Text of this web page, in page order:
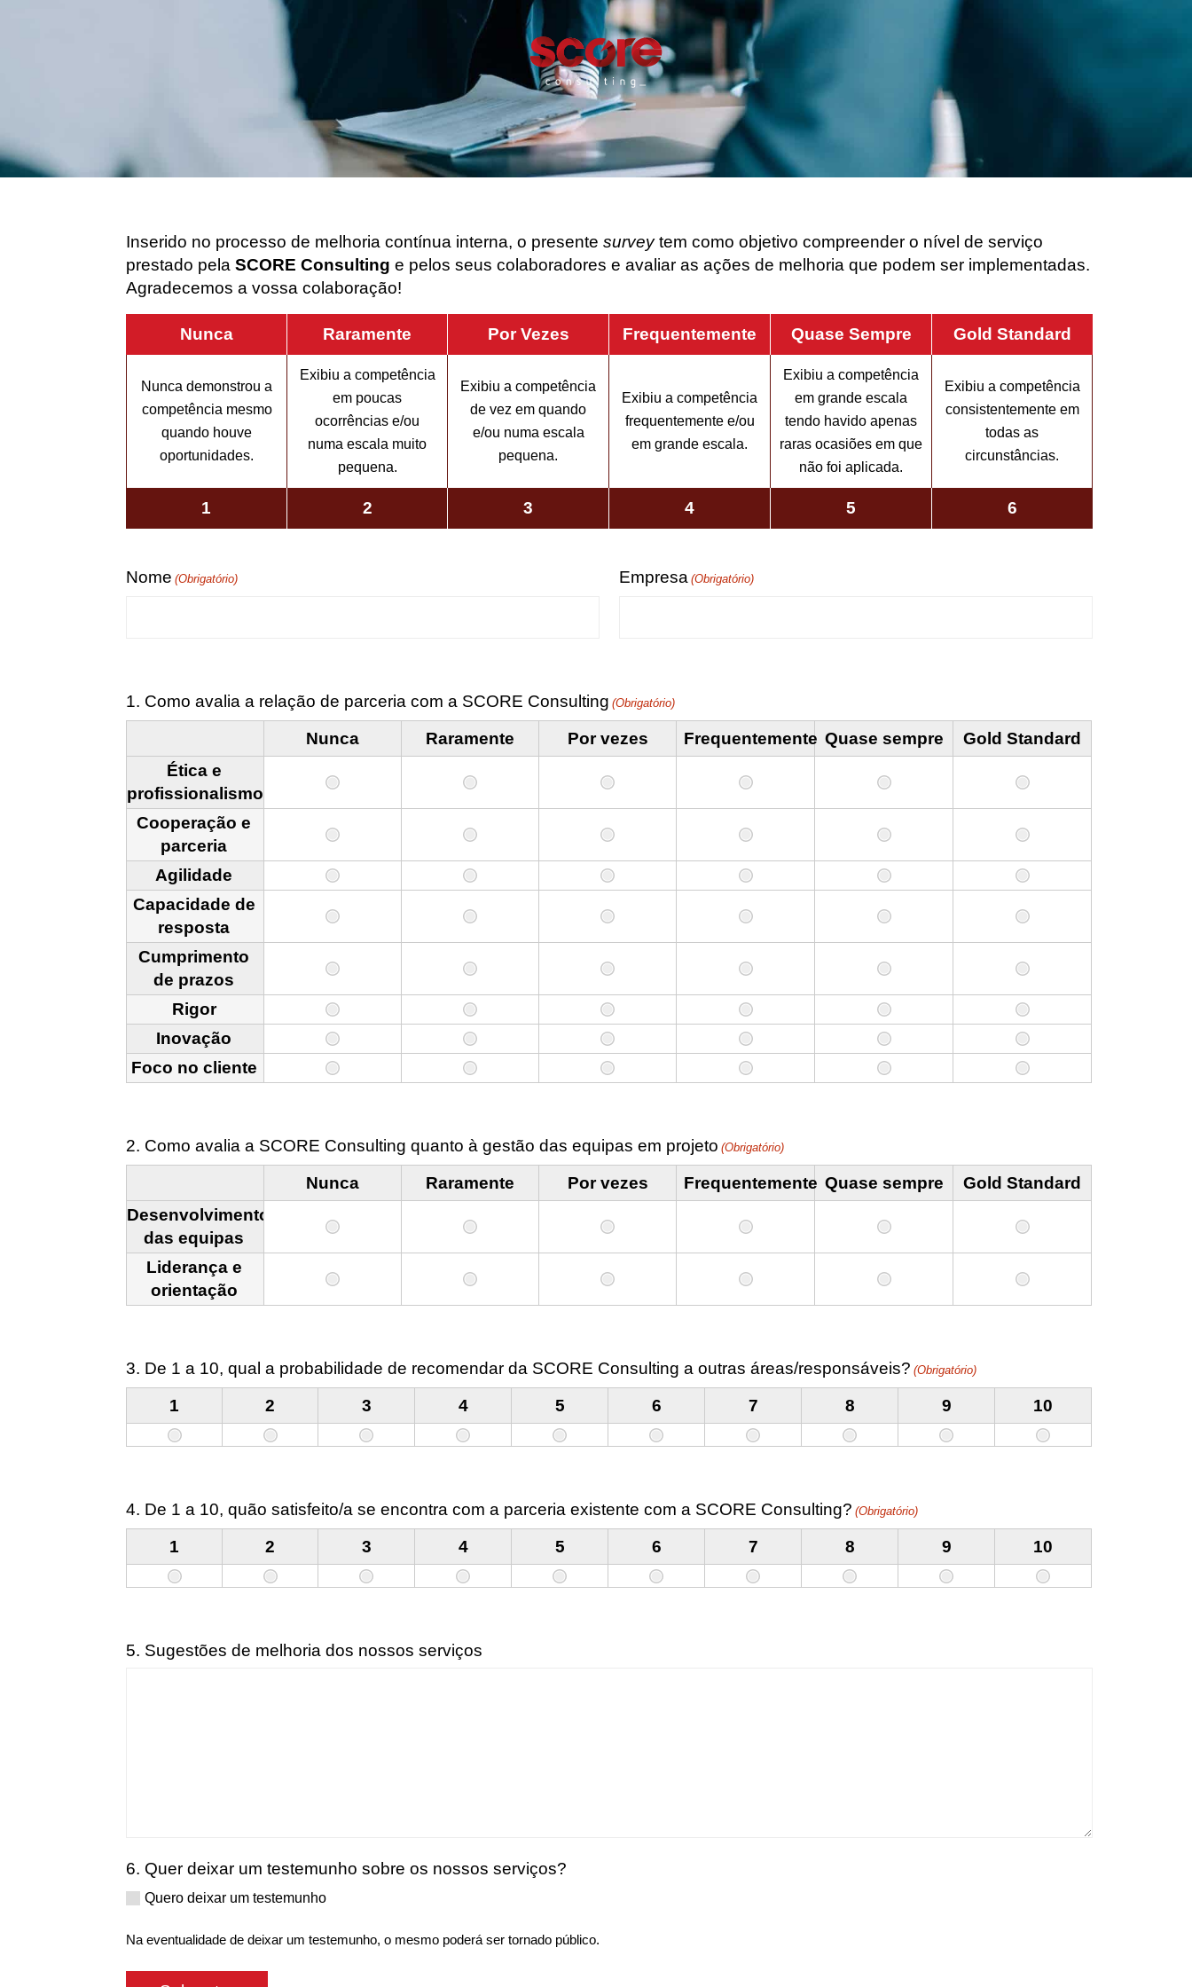
Inserido no processo de melhoria contínua interna, o presente surveytem como objetivo compreender o nível de serviço
prestado pela SCORE Consulting e pelos seus colaboradores e avaliar as ações de melhoria que podem ser implementadas.
Agradecemos a vossa colaboração!
Nunca Raramente Por Vezes Frequentemente Quase Sempre Gold Standard
1 2 3 4 5 6
Nunca demonstrou a
competência mesmo
quando houve
oportunidades.
Exibiu a competência
em poucas
ocorrências e/ou
numa escala muito
pequena.
Exibiu a competência
de vez em quando
e/ou numa escala
pequena.
Exibiu a competência
frequentemente e/ou
em grande escala.
Exibiu a competência
em grande escala
tendo havido apenas
raras ocasiões em que
não foi aplicada.
Exibiu a competência
consistentemente em
todas as
circunstâncias.
Nome (Obrigatório) Empresa (Obrigatório)
1. Como avalia a relação de parceria com a SCORE Consulting (Obrigatório)
Nunca Raramente Por vezes Frequentemente Quase sempre
Gold Standard
Ética e
profissionalismo
Cooperação e
parceria
Agilidade
Capacidade de
resposta
Cumprimento
de prazos
Rigor
Inovação
Foco no cliente
2. Como avalia a SCORE Consulting quanto à gestão das equipas em projeto (Obrigatório)
Nunca Raramente Por vezes Frequentemente Quase sempre
Gold Standard
Desenvolvimento
das equipas
Liderança e
orientação
3. De 1 a 10, qual a probabilidade de recomendar da SCORE Consulting a outras áreas/responsáveis? (Obrigatório)
1 2 3 4 5 6 7 8 9 10
4. De 1 a 10, quão satisfeito/a se encontra com a parceria existente com a SCORE Consulting? (Obrigatório)
1 2 3 4 5 6 7 8 9 10
5. Sugestões de melhoria dos nossos serviços
6. Quer deixar um testemunho sobre os nossos serviços?
Quero deixar um testemunho
Na eventualidade de deixar um testemunho, o mesmo poderá ser tornado público.